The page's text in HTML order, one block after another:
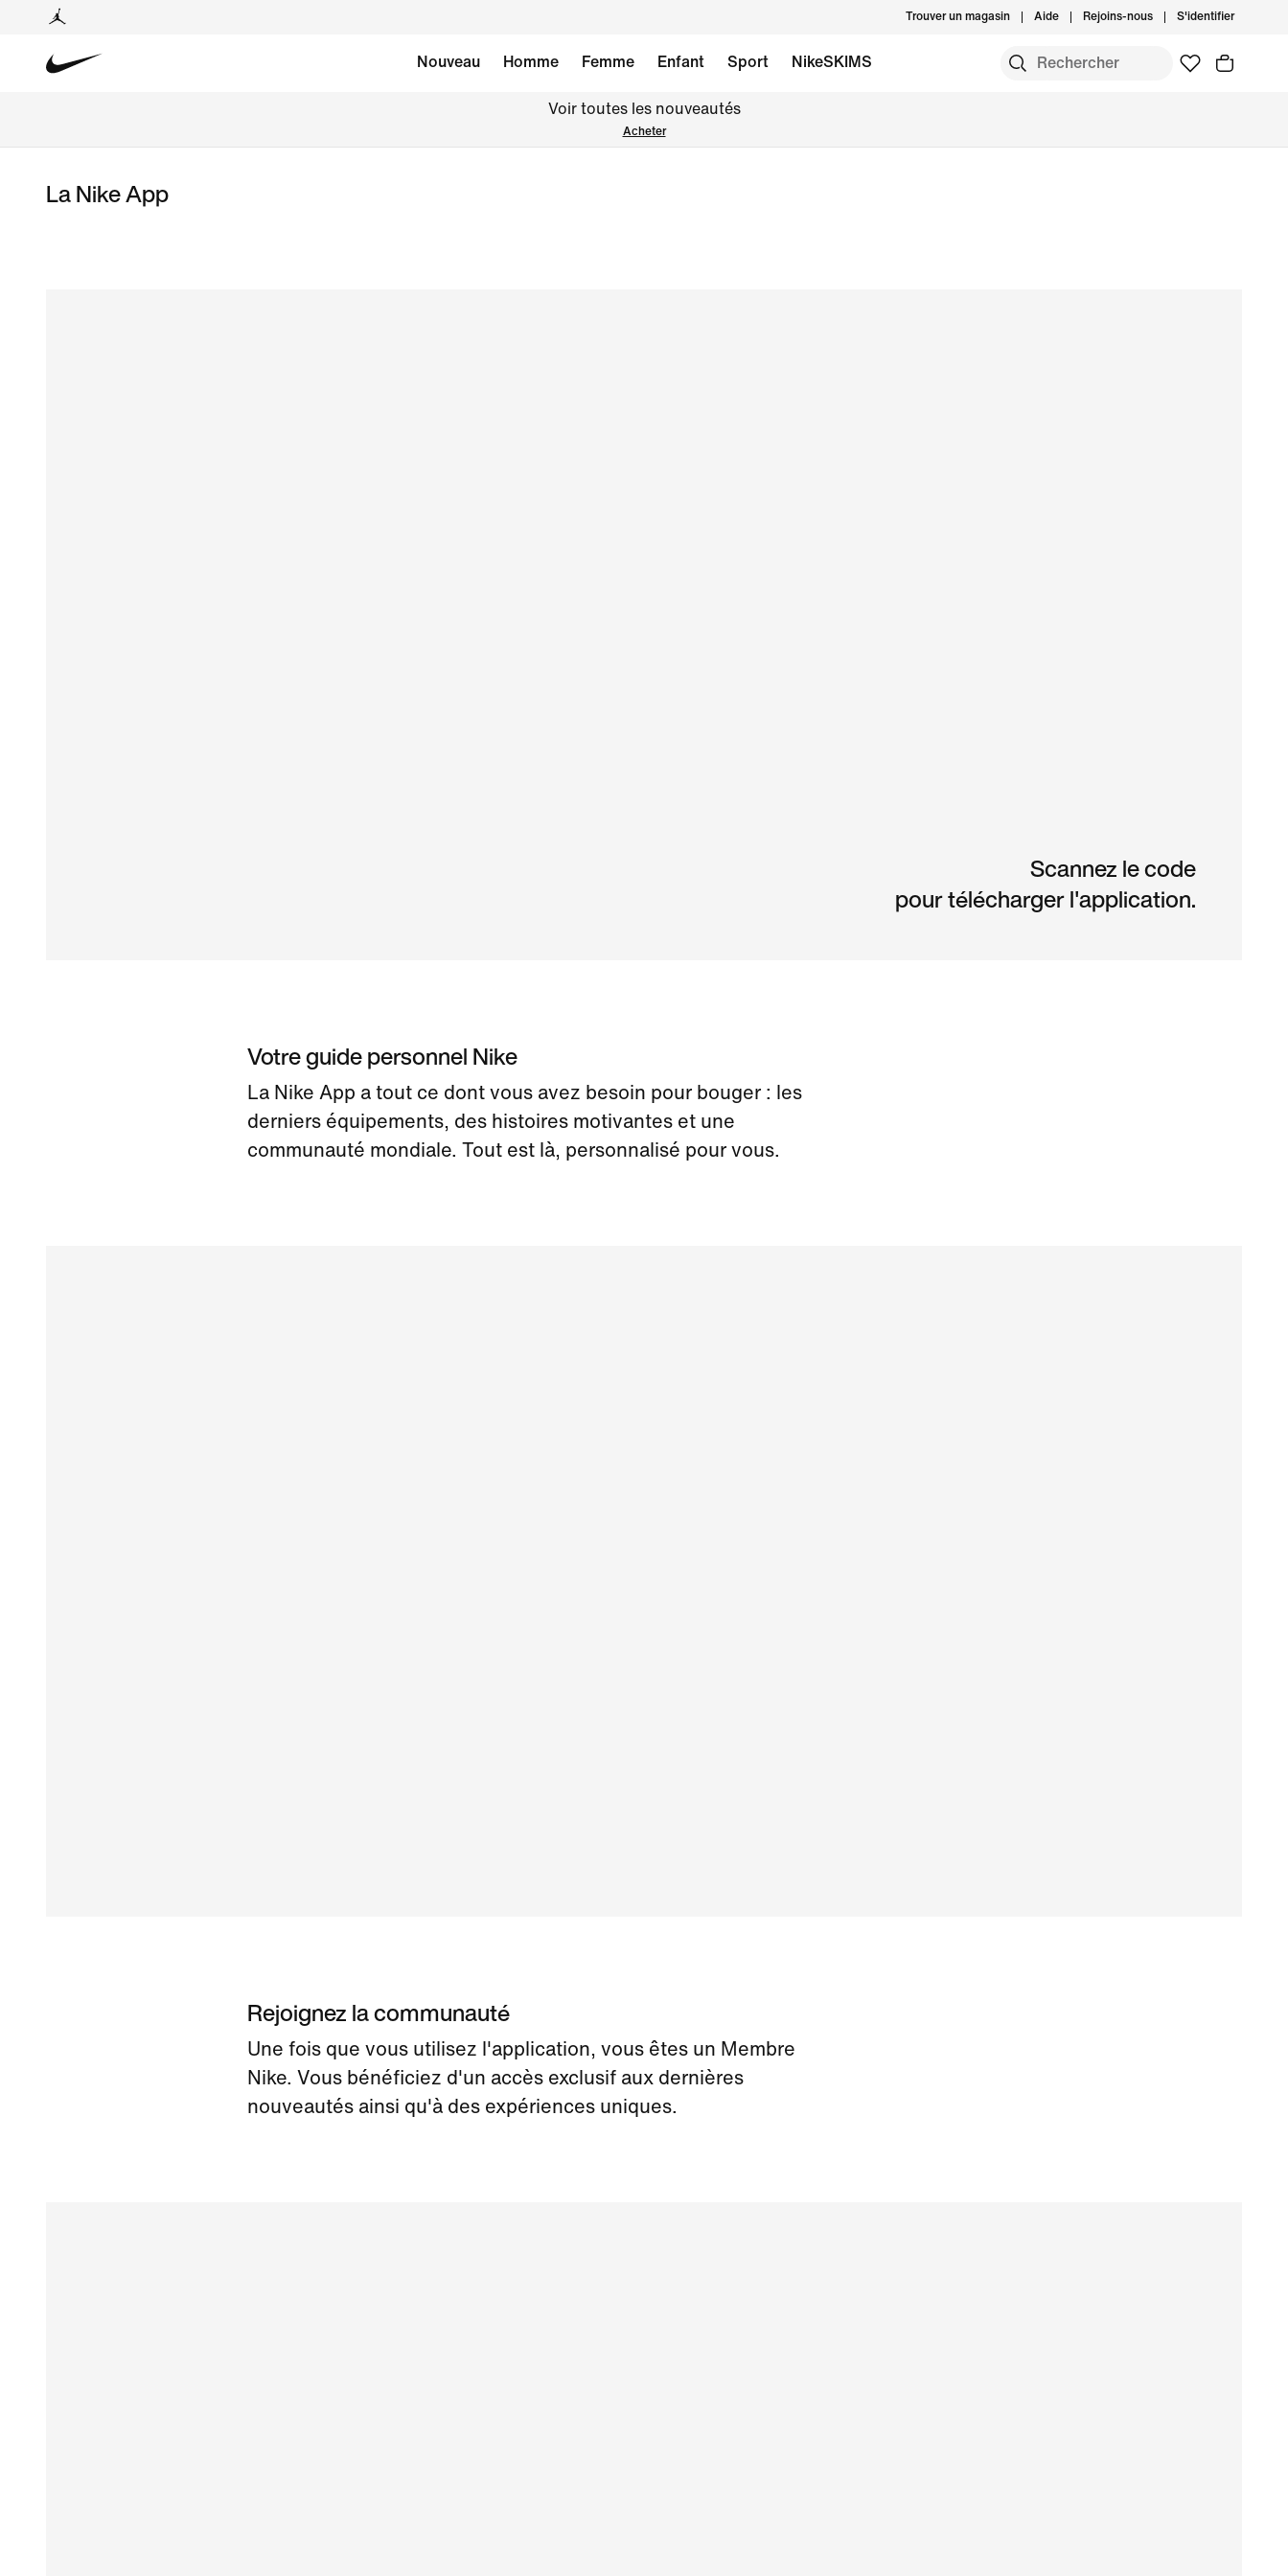
Trouver un magasin Aide Rejoins-nous S'identifier
Nouveau Homme Femme Enfant Sport NikeSKIMS
Voir toutes les nouveautés
Acheter
La Nike App
Scannez le code
pour télécharger l'application.
Votre guide personnel Nike
La Nike App a tout ce dont vous avez besoin pour bouger : les
derniers équipements, des histoires motivantes et une
communauté mondiale. Tout est là, personnalisé pour vous.
Rejoignez la communauté
Une fois que vous utilisez l'application, vous êtes un Membre
Nike. Vous bénéficiez d'un accès exclusif aux dernières
nouveautés ainsi qu'à des expériences uniques.